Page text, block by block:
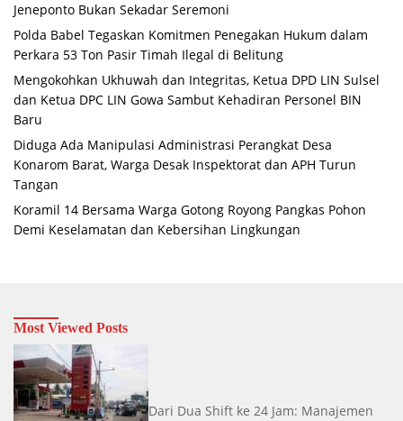
Jeneponto Bukan Sekadar Seremoni
Polda Babel Tegaskan Komitmen Penegakan Hukum dalam
Perkara 53 Ton Pasir Timah Ilegal di Belitung
Mengokohkan Ukhuwah dan Integritas, Ketua DPD LIN Sulsel
dan Ketua DPC LIN Gowa Sambut Kehadiran Personel BIN
Baru
Diduga Ada Manipulasi Administrasi Perangkat Desa
Konarom Barat, Warga Desak Inspektorat dan APH Turun
Tangan
Koramil 14 Bersama Warga Gotong Royong Pangkas Pohon
Demi Keselamatan dan Kebersihan Lingkungan
Most Viewed Posts
Dari Dua Shift ke 24 Jam: Manajemen